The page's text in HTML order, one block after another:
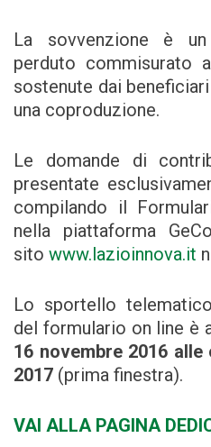
La sovvenzione è
perduto commisurato
sostenute dai
una coproduzione.
Le domande di
presentate
compilando il
nella piattaforma
sito www.lazioinnova.it
Lo sportello
del formulario on line è
16 novembre 2016
2017 (prima finestra).
VAI ALLA PAGINA